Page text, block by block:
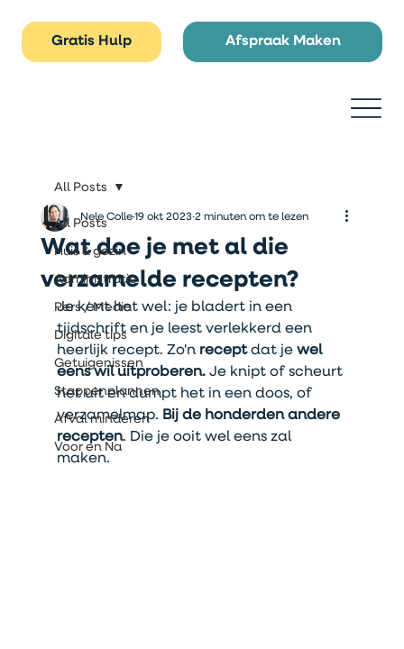
Gratis Hulp Afspraak Maken
All Posts
Huis & gezin
Administratie
Pers / Media
Digitale tips
Getuigenissen
Stappenplannen
Afval minderen
Voor en Na
All Posts
Wat doe je met al die
verzamelde recepten?
Nele Colle19 okt 2023 2 minuten om te lezen
Je kent het wel: je bladert in een
tijdschrift en je leest verlekkerd een
heerlijk recept. Zo'n recept dat je wel
eens wil uitproberen. Je knipt of scheurt
het uit en dumpt het in een doos, of
verzamelmap. Bij de honderden andere
recepten. Die je ooit wel eens zal
maken.